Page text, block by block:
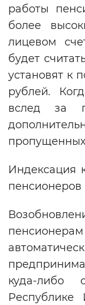
работы
более
лицевом
будет
установят к
рублей.
вслед за
Индексация
куда-либо
Республике